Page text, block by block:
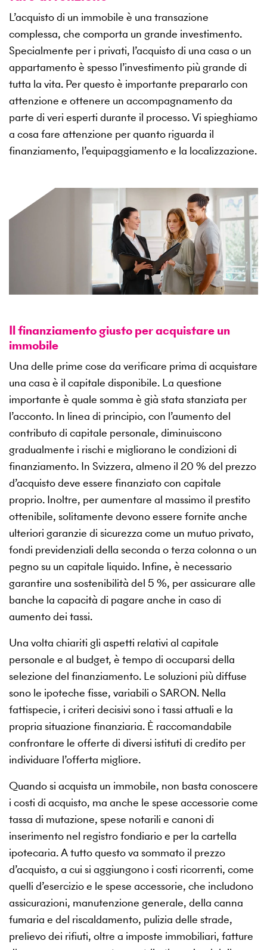
L’acquisto di un immobile è una transazione
complessa, che comporta un grande investimento.
Specialmente per i privati, l’acquisto di una casa o un
appartamento è spesso l’investimento più grande di
tutta la vita. Per questo è importante prepararlo con
attenzione e ottenere un accompagnamento da
parte di veri esperti durante il processo. Vi spieghiamo
a cosa fare attenzione per quanto riguarda il
finanziamento, l’equipaggiamento e la localizzazione.
Il finanziamento giusto per acquistare un
immobile
Una delle prime cose da verificare prima di acquistare
una casa è il capitale disponibile. La questione
importante è quale somma è già stata stanziata per
l’acconto. In linea di principio, con l’aumento del
contributo di capitale personale, diminuiscono
gradualmente i rischi e migliorano le condizioni di
finanziamento. In Svizzera, almeno il 20 % del prezzo
d’acquisto deve essere finanziato con capitale
proprio. Inoltre, per aumentare al massimo il prestito
ottenibile, solitamente devono essere fornite anche
ulteriori garanzie di sicurezza come un mutuo privato,
fondi previdenziali della seconda o terza colonna o un
pegno su un capitale liquido. Infine, è necessario
garantire una sostenibilità del 5 %, per assicurare alle
banche la capacità di pagare anche in caso di
aumento dei tassi.
Una volta chiariti gli aspetti relativi al capitale
personale e al budget, è tempo di occuparsi della
selezione del finanziamento. Le soluzioni più diffuse
sono le ipoteche fisse, variabili o SARON. Nella
fattispecie, i criteri decisivi sono i tassi attuali e la
propria situazione finanziaria. È raccomandabile
confrontare le offerte di diversi istituti di credito per
individuare l’offerta migliore.
Quando si acquista un immobile, non basta conoscere
i costi di acquisto, ma anche le spese accessorie come
tassa di mutazione, spese notarili e canoni di
inserimento nel registro fondiario e per la cartella
ipotecaria. A tutto questo va sommato il prezzo
d’acquisto, a cui si aggiungono i costi ricorrenti, come
quelli d’esercizio e le spese accessorie, che includono
assicurazioni, manutenzione generale, della canna
fumaria e del riscaldamento, pulizia delle strade,
prelievo dei rifiuti, oltre a imposte immobiliari, fatture